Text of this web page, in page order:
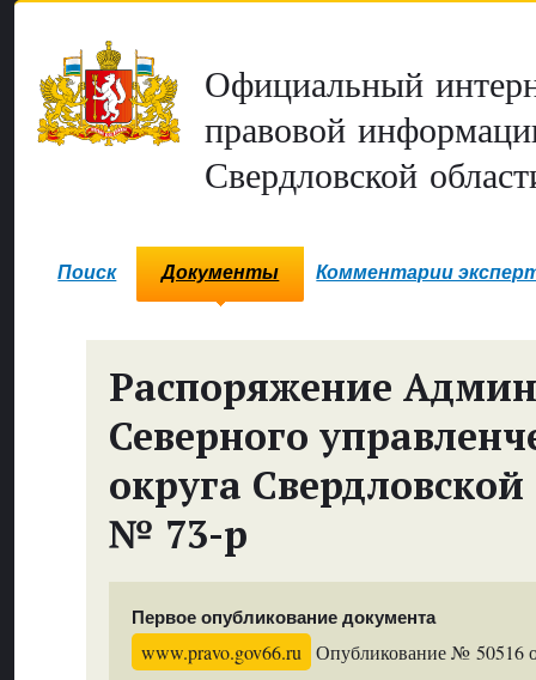
Официальный
правовой
Свердловской
Поиск Документы Комментарии
Распоряжение
Северного
округа Свердловской
№ 73-р
Первое опубликование документа
www.pravo.gov66.ru Опубликование № 50516